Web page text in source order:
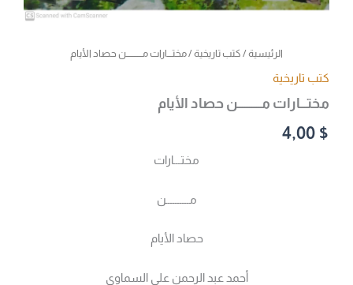
الرئيسية/ كتب تاريخية/ مختـــارات مــــــــــن حصاد الأيام
كتب تاريخية
مختـــارات مــــــــــن حصاد الأيام
4,00 $
مختـــارات
مــــــــــن
حصاد الأيام
أحمد عبد الرحمن علي السماوي